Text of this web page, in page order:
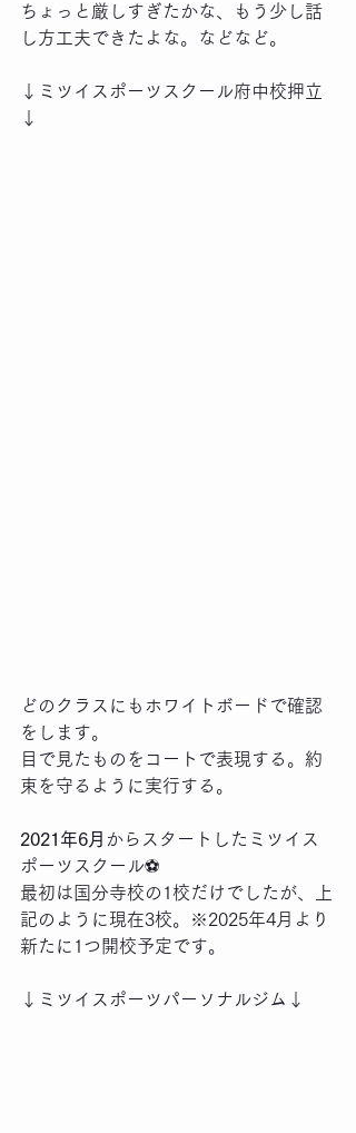
ちょっと厳しすぎたかな、もう少し話
し方工夫できたよな。などなど。
↓ミツイスポーツスクール府中校押立
↓
どのクラスにもホワイトボードで確認
をします。
目で見たものをコートで表現する。約
束を守るように実行する。
2021年6月 からスタートしたミツイス
ポーツスクール⚽️
最初は国分寺校の1校だけでしたが、上
記のように現在3校。※2025年4月より
新たに1つ開校予定です。
↓ミツイスポーツパーソナルジム↓